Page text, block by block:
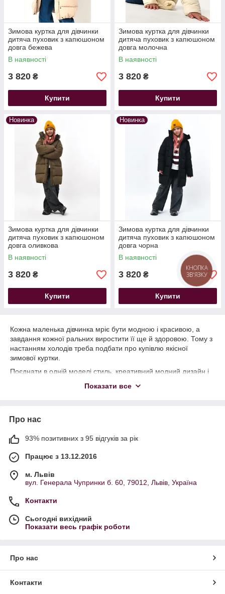
Зимова куртка для дівчинки
дитяча пуховик з капюшоном
довга бежева
В наявності
3 820 ₴
Купити
Зимова куртка для дівчинки
дитяча пуховик з капюшоном
довга молочна
В наявності
3 820 ₴
Купити
Новинка
Зимова куртка для дівчинки
дитяча пуховик з капюшоном
довга оливкова
В наявності
3 820 ₴
Купити
Новинка
Зимова куртка для дівчинки
дитяча пуховик з капюшоном
довга чорна
В наявності
3 820 ₴
Купити
Кожна маленька дівчинка мріє бути модною і красивою, а
завдання кожної ральних виростити її ще й здоровою. Тому з
настанням холодів треба подбати про купівлю якісної
зимової куртки.
Поєднати в одній моделі стиль, креативний модний дизайн і
виберете куртку або пуховик з представлених у нас моделей.
оригінальними моделями, від провідних торгових марок
пуховики для дівчаток за доступною ціною
преміум-класу: висока якість виконання і матеріалів
МОДНІ МОДЕЛІ І ФАСОНИ
Показати все
Про нас
93% позитивних з 95 відгуків за рік
Працює з 13.12.2016
м. Львів
вул. Генерала Чупринки б. 60, 79012, Львів, Україна
Контакти
Сьогодні вихідний
Показати весь графік роботи
Про нас
Контакти
КНОПКА
ЗВ'ЯЗКУ